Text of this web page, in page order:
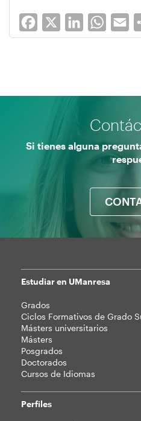
Facebook LinkedIn
Si tienes alguna
Mapa
web
Estudiar en UManresa
Grados
Ciclos Formativos de Grado
Másters universitarios
Másters
Posgrados
Doctorados
Cursos de Idiomas
Perfiles